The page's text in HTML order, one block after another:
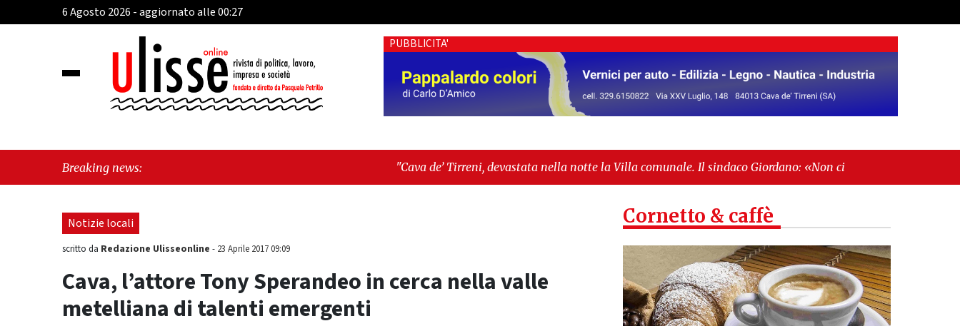
6 Agosto 2026 - aggiornato alle 00:27
PUBBLICITA'
Breaking news: "Cava de’ Tirreni, devastata nella notte la Villa comunale. Il sindaco Giordano: «Non ci fermeremo»" -"Italia
sospesa tra identità, fragilità sociali e pressioni economiche"
Notizie locali
scritto da Redazione Ulisseonline - 23 Aprile 2017 09:09
Cava, l’attore Tony Sperandeo in cerca nella valle
metelliana di talenti emergenti
Cornetto & caffè